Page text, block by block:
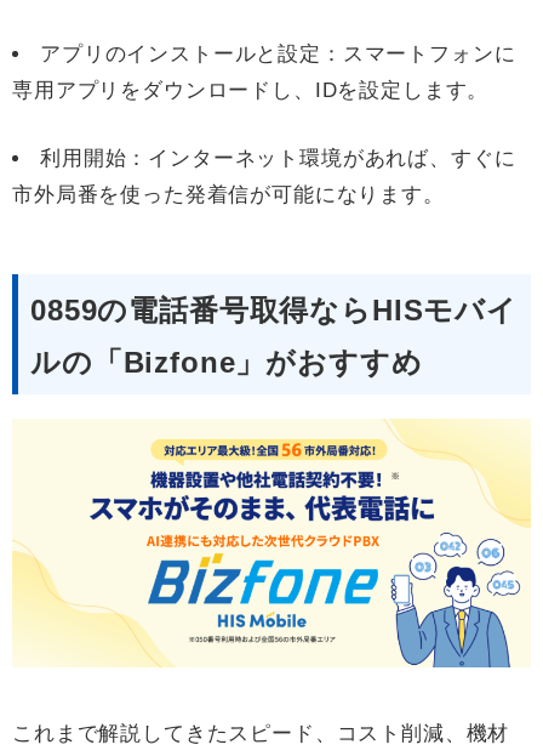
アプリのインストールと設定：スマートフォンに
専用アプリをダウンロードし、IDを設定します。
利用開始：インターネット環境があれば、すぐに
市外局番を使った発着信が可能になります。
0859の電話番号取得ならHISモバイ
ルの「Bizfone」がおすすめ
これまで解説してきたスピード、コスト削減、機材